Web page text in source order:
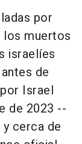
por
los muertos
israelíes
de
Israel
de 2023 --
cerca de